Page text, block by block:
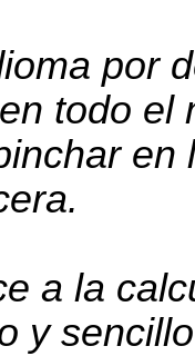
por
todo el
en
a la
y